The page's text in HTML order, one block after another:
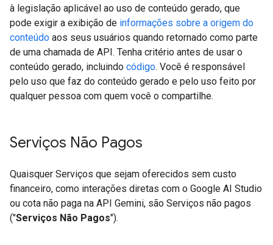
à legislação aplicável ao uso de conteúdo gerado, que
pode exigir a exibição de informações sobre a origem do
conteúdo aos seus usuários quando retornado como parte
de uma chamada de API. Tenha critério antes de usar o
conteúdo gerado, incluindo código. Você é responsável
pelo uso que faz do conteúdo gerado e pelo uso feito por
qualquer pessoa com quem você o compartilhe.
Serviços Não Pagos
Quaisquer Serviços que sejam oferecidos sem custo
financeiro, como interações diretas com o Google AI Studio
ou cota não paga na API Gemini, são Serviços não pagos
("Serviços Não Pagos").